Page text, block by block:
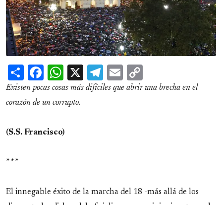
ShareFacebook
WhatsApp
X Telegram
Email
Link
Existen pocas cosas más difíciles que abrir una brecha en el
corazón de un corrupto.
(S.S. Francisco)
* * *
El innegable éxito de la marcha del 18 -más allá de los